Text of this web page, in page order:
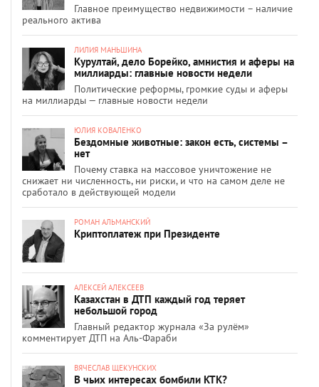
Главное преимущество недвижимости – наличие
реального актива
ЛИЛИЯ МАНЬШИНА
Курултай, дело Борейко, амнистия и аферы на
миллиарды: главные новости недели
Политические реформы, громкие суды и аферы
на миллиарды — главные новости недели
ЮЛИЯ КОВАЛЕНКО
Бездомные животные: закон есть, системы –
нет
Почему ставка на массовое уничтожение не
снижает ни численность, ни риски, и что на самом деле не
сработало в действующей модели
РОМАН АЛЬМАНСКИЙ
Криптоплатеж при Президенте
АЛЕКСЕЙ АЛЕКСЕЕВ
Казахстан в ДТП каждый год теряет
небольшой город
Главный редактор журнала «За рулём»
комментирует ДТП на Аль-Фараби
ВЯЧЕСЛАВ ЩЕКУНСКИХ
В чьих интересах бомбили КТК?